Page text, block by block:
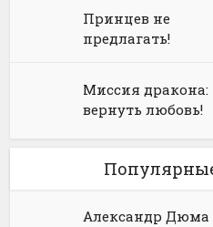
Принцев не
предлагать!
Миссия дракона:
вернуть любовь!
Александр Дюма